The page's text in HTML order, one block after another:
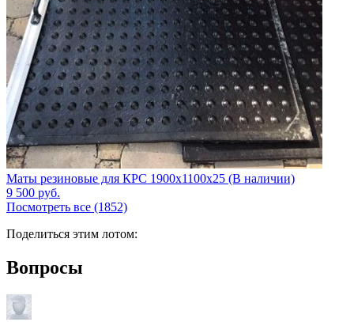
Маты резиновые для КРС 1900x1100x25 (В наличии)
9 500 руб.
Посмотреть все (1852)
Поделиться этим лотом:
Вопросы